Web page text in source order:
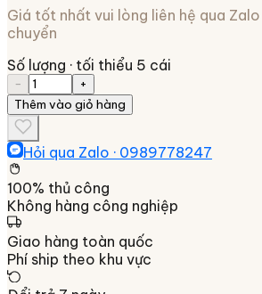
Giá tốt nhất vui lòng liên hệ qua Zalo
chuyển
Số lượng · tối thiểu 5 cái
−
+
Thêm vào giỏ hàng
Hỏi qua Zalo · 0989778247
100% thủ công
Không hàng công nghiệp
Giao hàng toàn quốc
Phí ship theo khu vực